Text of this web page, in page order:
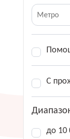
Метро
С
до 10